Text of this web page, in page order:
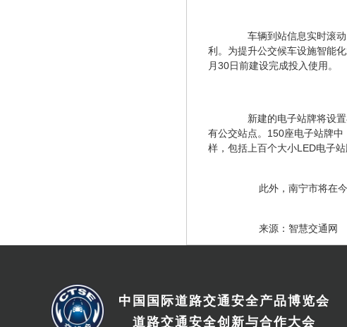
车辆到站信息实时滚动
利。为提升公交候车设施智能
月30日前建设完成投入使用。
新建的电子站牌将设置
有公交站点。150座电子站牌
样，包括上百个大小LED电子
此外，南宁市将在今
来源：智慧交通网
中国国际道路交通安全产品博览会
道路交通安全创新与合作大会